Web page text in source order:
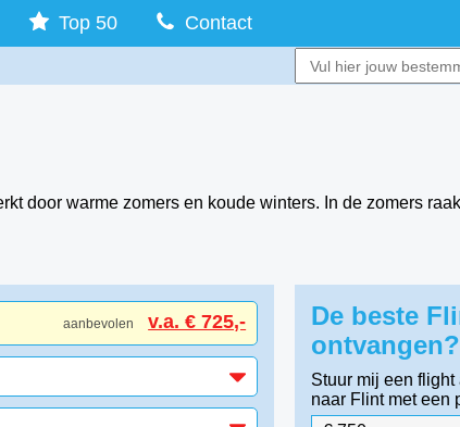
Top 50 Contact
door warme zomers en koude winters. In de zomers
aanbevolen v.a. € 725,-
De beste
ontvangen?
Stuur mij een
naar Flint met een